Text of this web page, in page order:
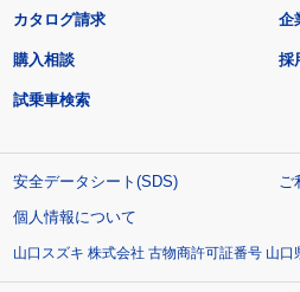
カタログ請求
購入相談
試乗車検索
企
採
安全データシート(SDS)
ご
個人情報について
山口スズキ 株式会社 古物商許可証番号 山